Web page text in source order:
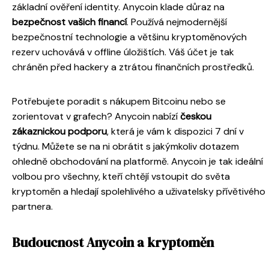
základní ověření identity. Anycoin klade důraz na
bezpečnost vašich financí. Používá nejmodernější
bezpečnostní technologie a většinu kryptoměnových
rezerv uchovává v offline úložištích. Váš účet je tak
chráněn před hackery a ztrátou finančních prostředků.
Potřebujete poradit s nákupem Bitcoinu nebo se
zorientovat v grafech? Anycoin nabízíčeskou
zákaznickou podporu, která je vám k dispozici 7 dní v
týdnu. Můžete se na ni obrátit s jakýmkoliv dotazem
ohledně obchodování na platformě. Anycoin je tak ideální
volbou pro všechny, kteří chtějí vstoupit do světa
kryptoměn a hledají spolehlivého a uživatelsky přívětivého
partnera.
Budoucnost Anycoin a kryptoměn